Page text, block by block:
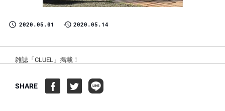
2020.05.01 2020.05.14
雑誌「CLUEL」掲載！
SHARE